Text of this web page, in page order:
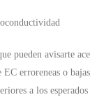
pueden avisarte
EC erroreneas o
a los